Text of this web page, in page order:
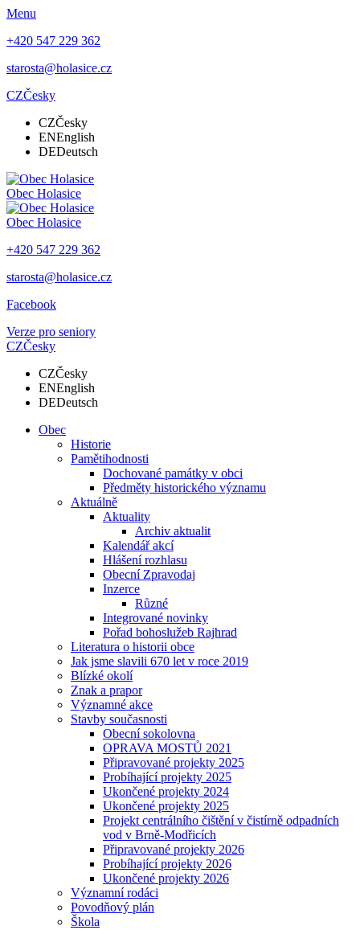
Menu
+420 547 229 362
starosta@holasice.cz
CZČesky
CZČesky
ENEnglish
DEDeutsch
Obec Holasice
Obec Holasice
+420 547 229 362
starosta@holasice.cz
Facebook
Verze pro seniory
CZČesky
CZČesky
ENEnglish
DEDeutsch
Obec
Historie
Pamětihodnosti
Dochované památky v obci
Předměty historického významu
Aktuálně
Aktuality
Archiv aktualit
Kalendář akcí
Hlášení rozhlasu
Obecní Zpravodaj
Inzerce
Různé
Integrované novinky
Pořad bohoslužeb Rajhrad
Literatura o historii obce
Jak jsme slavili 670 let v roce 2019
Blízké okolí
Znak a prapor
Významné akce
Stavby současnosti
Obecní sokolovna
OPRAVA MOSTŮ 2021
Připravované projekty 2025
Probíhající projekty 2025
Ukončené projekty 2024
Ukončené projekty 2025
Projekt centrálního čištění v čistírně odpadních
vod v Brně-Modřicích
Připravované projekty 2026
Probíhající projekty 2026
Ukončené projekty 2026
Významní rodáci
Povodňový plán
Škola